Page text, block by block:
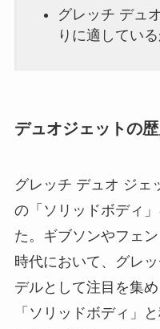
グレッチ デュ
りに適してい
デュオジェットの
グレッチ デュオ ジェ
の「ソリッドボディ
た。ギブソンやフェ
時代において、グレ
デルとして注目を集
「ソリッドボディ」